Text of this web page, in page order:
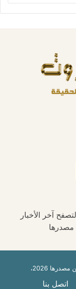
آخر الأخبار
مصدرها
2026،
اتصل بنا